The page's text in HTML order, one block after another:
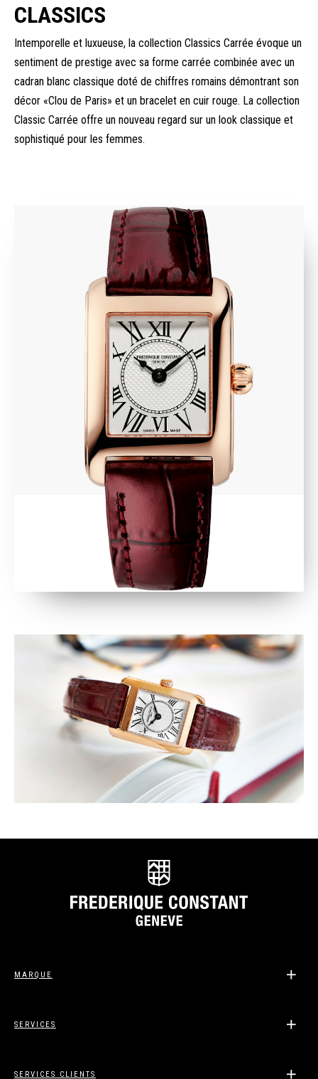
CLASSICS
Intemporelle et luxueuse, la collection Classics Carrée évoque un
sentiment de prestige avec sa forme carrée combinée avec un
cadran blanc classique doté de chiffres romains démontrant son
décor «Clou de Paris» et un bracelet en cuir rouge. La collection
Classic Carrée offre un nouveau regard sur un look classique et
sophistiqué pour les femmes.
MARQUE
SERVICES
SERVICES CLIENTS